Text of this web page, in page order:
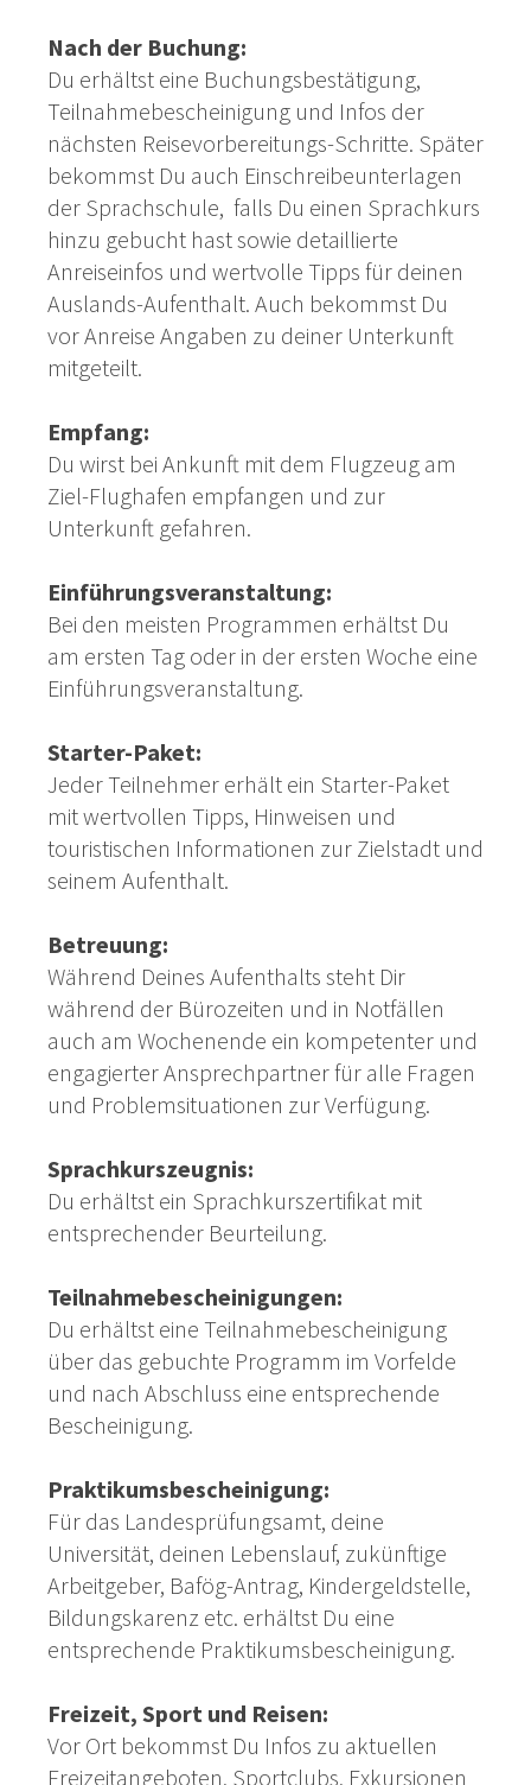
Nach der Buchung:
Du erhältst eine Buchungsbestätigung,
Teilnahmebescheinigung und Infos der
nächsten Reisevorbereitungs-Schritte. Später
bekommst Du auch Einschreibeunterlagen
der Sprachschule, falls Du einen Sprachkurs
hinzu gebucht hast sowie detaillierte
Anreiseinfos und wertvolle Tipps für deinen
Auslands-Aufenthalt. Auch bekommst Du
vor Anreise Angaben zu deiner Unterkunft
mitgeteilt.
Empfang:
Du wirst bei Ankunft mit dem Flugzeug am
Ziel-Flughafen empfangen und zur
Unterkunft gefahren.
Einführungsveranstaltung:
Bei den meisten Programmen erhältst Du
am ersten Tag oder in der ersten Woche eine
Einführungsveranstaltung.
Starter-Paket:
Jeder Teilnehmer erhält ein Starter-Paket
mit wertvollen Tipps, Hinweisen und
touristischen Informationen zur Zielstadt und
seinem Aufenthalt.
Betreuung:
Während Deines Aufenthalts steht Dir
während der Bürozeiten und in Notfällen
auch am Wochenende ein kompetenter und
engagierter Ansprechpartner für alle Fragen
und Problemsituationen zur Verfügung.
Sprachkurszeugnis:
Du erhältst ein Sprachkurszertifikat mit
entsprechender Beurteilung.
Teilnahmebescheinigungen:
Du erhältst eine Teilnahmebescheinigung
über das gebuchte Programm im Vorfelde
und nach Abschluss eine entsprechende
Bescheinigung.
Praktikumsbescheinigung:
Für das Landesprüfungsamt, deine
Universität, deinen Lebenslauf, zukünftige
Arbeitgeber, Bafög-Antrag, Kindergeldstelle,
Bildungskarenz etc. erhältst Du eine
entsprechende Praktikumsbescheinigung.
Freizeit, Sport und Reisen:
Vor Ort bekommst Du Infos zu aktuellen
Freizeitangeboten, Sportclubs, Exkursionen